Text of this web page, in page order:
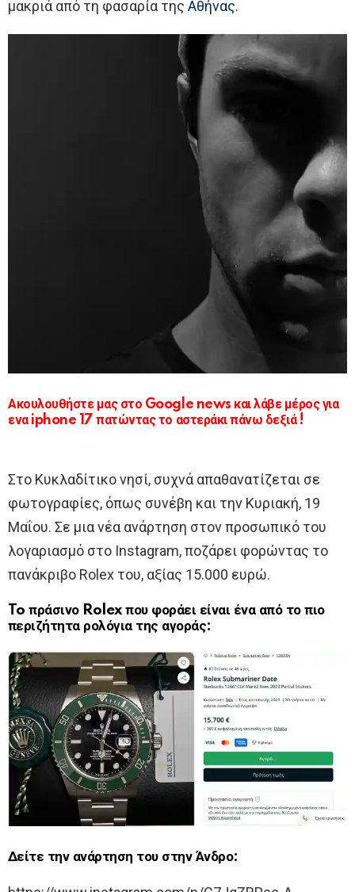
μακριά από τη φασαρία της Αθήνας.
Ακουλουθήστε μας στο Google news και λάβε μέρος για
ενα iphone 17 πατώντας το αστεράκι πάνω δεξιά !
Στο Κυκλαδίτικο νησί, συχνά απαθανατίζεται σε
φωτογραφίες, όπως συνέβη και την Κυριακή, 19
Μαΐου. Σε μια νέα ανάρτηση στον προσωπικό του
λογαριασμό στο Instagram, ποζάρει φορώντας το
πανάκριβο Rolex του, αξίας 15.000 ευρώ.
To πράσινο Rolex που φοράει είναι ένα από το πιο
περιζήτητα ρολόγια της αγοράς:
Δείτε την ανάρτηση του στην Άνδρο: